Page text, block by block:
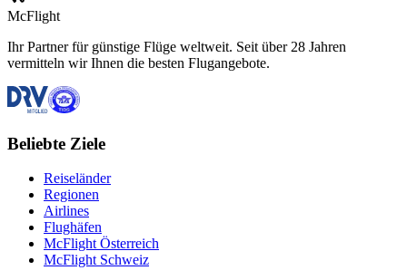
McFlight
Ihr Partner für günstige Flüge weltweit. Seit über 28 Jahren
vermitteln wir Ihnen die besten Flugangebote.
Beliebte Ziele
Reiseländer
Regionen
Airlines
Flughäfen
McFlight Österreich
McFlight Schweiz